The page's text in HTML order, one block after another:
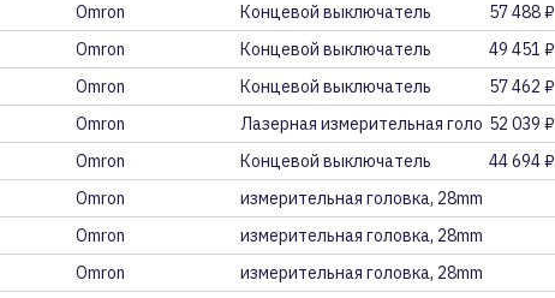
Omron Концевой выключатель 57 488 ₽
Omron Концевой выключатель 49 451 ₽
Omron Концевой выключатель 57 462 ₽
Omron Лазерная измерительная головка52 039 ₽
Omron Концевой выключатель 44 694 ₽
Omron измерительная головка, 28mm ди
Omron измерительная головка, 28mm ди
Omron измерительная головка, 28mm ди